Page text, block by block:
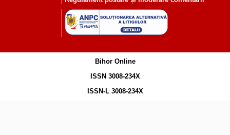
Bihor Online
ISSN 3008-234X
ISSN-L 3008-234X